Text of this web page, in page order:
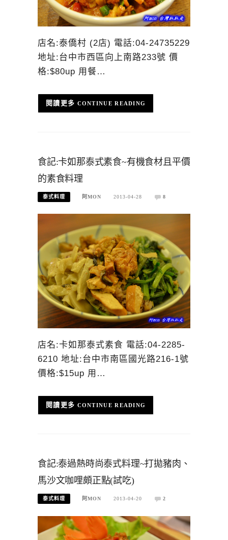
店名:泰僑村 (2店) 電話:04-24735229
地址:台中市西區向上南路233號 價
格:$80up 用餐…
CONTINUE READING
食記:卡如那泰式素食~有機食材且平價
的素食料理
泰式料理 阿MON 2013-04-28 8
店名:卡如那泰式素食 電話:04-2285-
6210 地址:台中市南區國光路216-1號
價格:$15up 用…
CONTINUE READING
食記:泰過熱時尚泰式料理~打拋豬肉、
馬沙文咖哩頗正點(試吃)
泰式料理 阿MON 2013-04-20 2